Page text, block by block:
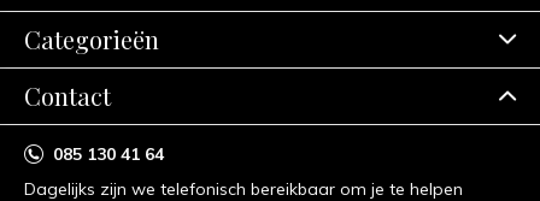
Categorieën
Contact
085 130 41 64
Dagelijks zijn we telefonisch bereikbaar om je te helpen